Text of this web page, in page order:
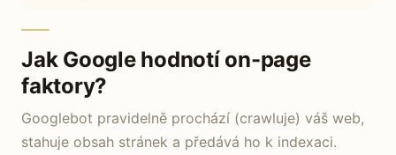
Jak Google hodnotí on-page
faktory?
Googlebot pravidelně prochází (crawluje) váš web,
stahuje obsah stránek a předává ho k indexaci.